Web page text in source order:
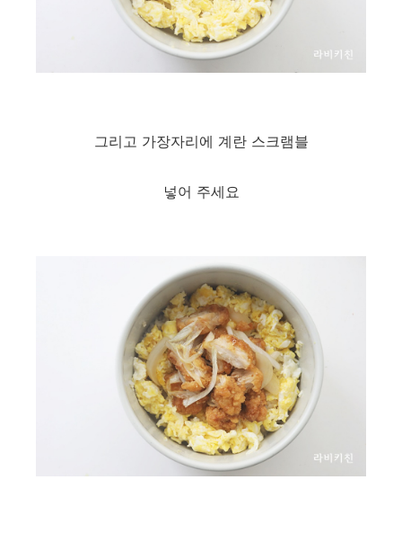
그리고 가장자리에 계란 스크램블
넣어 주세요